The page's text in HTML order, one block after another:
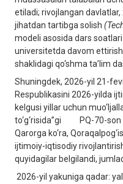
etiladi; rivojlangan
jihatdan tartibga solish
modeli asosida dars soatlari
universitetda davom
shaklidagi qo‘shma ta’lim
Shuningdek, 2026-yil 21-
Respublikasini 2026-yilda
kelgusi yillar uchun
to‘g‘risida”gi PQ-70-son
Qarorga ko‘ra,
ijtimoiy-iqtisodiy
quyidagilar belgilandi,
2026-yil yakuniga qadar: